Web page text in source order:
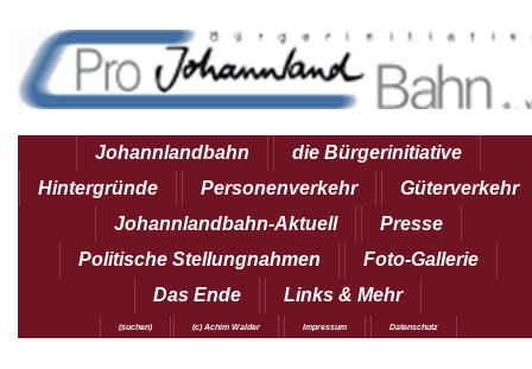
Johannlandbahn
die Bürgerinitiative
Hintergründe
Personenverkehr
Güterverkehr
Johannlandbahn-Aktuell
Presse
Politische Stellungnahmen
Foto-Gallerie
Das Ende
Links & Mehr
(suchen) (c) Achim Walder Impressum Datenschutz